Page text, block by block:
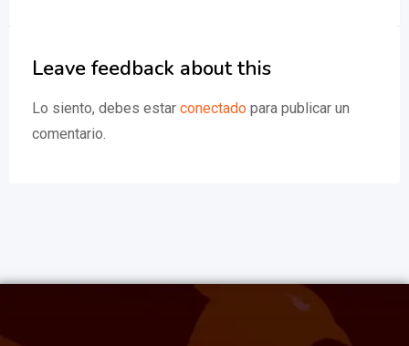
Leave feedback about this
Lo siento, debes estar conectado para publicar un
comentario.